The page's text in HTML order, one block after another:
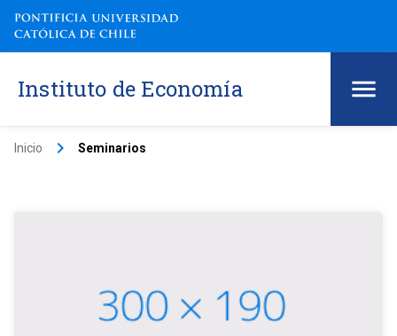
Instituto de Economía
Inicio keyboard_arrow_right Seminarios